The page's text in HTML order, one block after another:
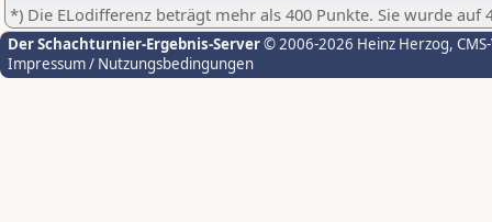
*) Die ELodifferenz beträgt mehr als 400 Punkte. Sie wurde auf
Der Schachturnier-Ergebnis-Server© 2006-2026 Heinz Herzog,
Impressum / Nutzungsbedingungen